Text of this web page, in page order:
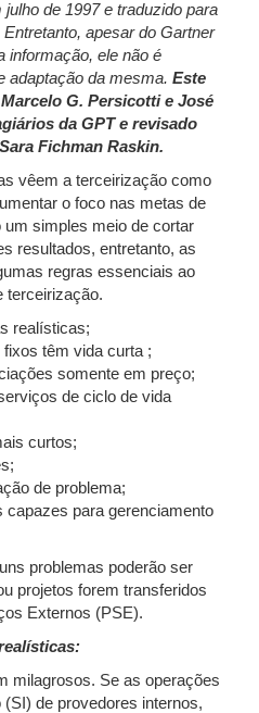
de 1997 e traduzido para
apesar do Gartner
informação, ele não é
adaptação da mesma. Este
G. Persicotti e José
da GPT e revisado
Fichman Raskin.
vêem a terceirização como
o foco nas metas de
simples meio de cortar
resultados, entretanto, as
regras essenciais ao
terceirização.
realísticas;
têm vida curta ;
somente em preço;
de ciclo de vida
curtos;
de problema;
capazes para gerenciamento
problemas poderão ser
projetos forem transferidos
Externos (PSE).
milagrosos. Se as operações
de provedores internos,